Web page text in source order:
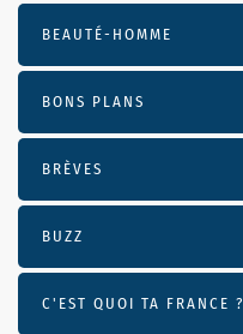
BEAUTÉ-HOMME
BONS PLANS
BRÈVES
BUZZ
C'EST QUOI TA FRANCE ?